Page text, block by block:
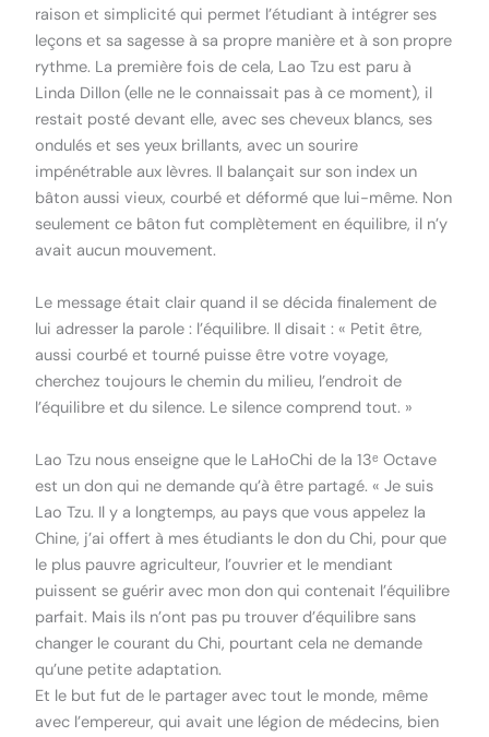
raison et simplicité qui permet l’étudiant à intégrer ses
leçons et sa sagesse à sa propre manière et à son propre
rythme. La première fois de cela, Lao Tzu est paru à
Linda Dillon (elle ne le connaissait pas à ce moment), il
restait posté devant elle, avec ses cheveux blancs, ses
ondulés et ses yeux brillants, avec un sourire
impénétrable aux lèvres. Il balançait sur son index un
bâton aussi vieux, courbé et déformé que lui-même. Non
seulement ce bâton fut complètement en équilibre, il n’y
avait aucun mouvement.
Le message était clair quand il se décida finalement de
lui adresser la parole : l’équilibre. Il disait : « Petit être,
aussi courbé et tourné puisse être votre voyage,
cherchez toujours le chemin du milieu, l’endroit de
l’équilibre et du silence. Le silence comprend tout. »
Lao Tzu nous enseigne que le LaHoChi de la 13ᵉ Octave
est un don qui ne demande qu’à être partagé. « Je suis
Lao Tzu. Il y a longtemps, au pays que vous appelez la
Chine, j’ai offert à mes étudiants le don du Chi, pour que
le plus pauvre agriculteur, l’ouvrier et le mendiant
puissent se guérir avec mon don qui contenait l’équilibre
parfait. Mais ils n’ont pas pu trouver d’équilibre sans
changer le courant du Chi, pourtant cela ne demande
qu’une petite adaptation.
Et le but fut de le partager avec tout le monde, même
avec l’empereur, qui avait une légion de médecins, bien